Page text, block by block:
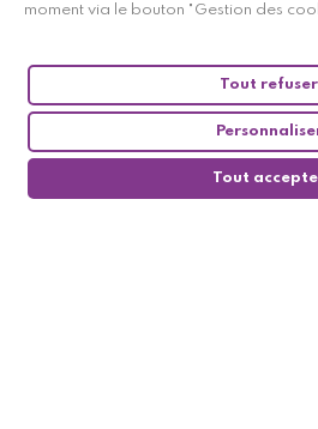
moment via le bouton "Gestion des
Tout
Tout refuser